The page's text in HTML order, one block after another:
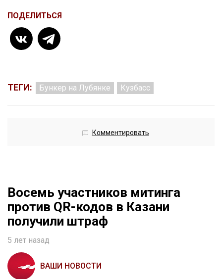
ПОДЕЛИТЬСЯ
ТЕГИ: Бункер на Лубянке Кузбасс
Комментировать
Восемь участников митинга
против QR-кодов в Казани
получили штраф
5 лет назад
ВАШИ НОВОСТИ